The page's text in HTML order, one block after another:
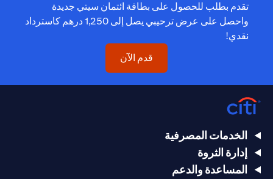
تقدم بطلب للحصول على بطاقة ائتمان سيتي جديدة
واحصل على عرض ترحيبي يصل إلى 1,250 درهم كاسترداد
نقدي!
قدم الآن
الخدمات المصرفية
إدارة الثروة
المساعدة والدعم